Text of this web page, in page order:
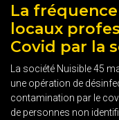
La
locaux
Covid par la
La société Nuisible 45
une opération de
contamination par le
de personnes non